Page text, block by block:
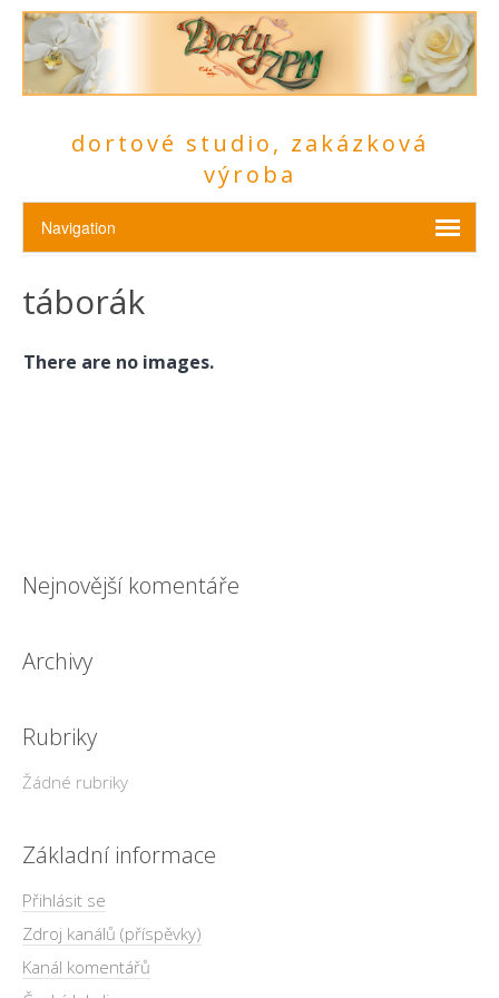
dortové studio, zakázková
výroba
táborák
There are no images.
Nejnovější komentáře
Archivy
Rubriky
Žádné rubriky
Základní informace
Přihlásit se
Zdroj kanálů (příspěvky)
Kanál komentářů